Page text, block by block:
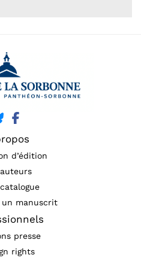
d’édition
un manuscrit
presse
rights